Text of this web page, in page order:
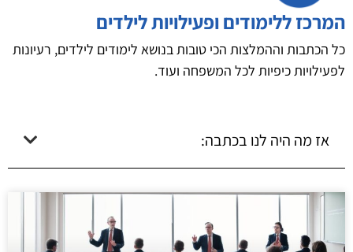
המרכז ללימודים ופעילויות לילדים
כל הכתבות וההמלצות הכי טובות בנושא לימודים לילדים, רעיונות
לפעילויות כיפיות לכל המשפחה ועוד.
אז מה היה לנו בכתבה: